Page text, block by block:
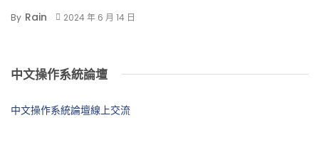
By Rain 2024 年 6 月 14 日
中文操作系統論壇
中文操作系統論壇線上交流